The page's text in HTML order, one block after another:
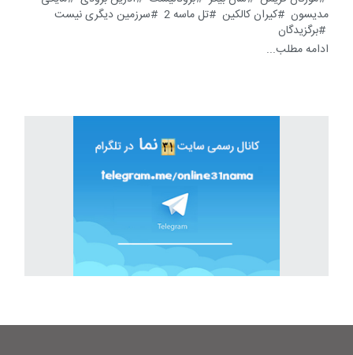
مدیسون
کیران کالکین تل ماسه 2
سرزمین دیگری نیست
برگزیدگان
ادامه مطلب...